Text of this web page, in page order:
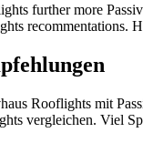
further more
recommentations.
Rooflights mit
vergleichen. Viel